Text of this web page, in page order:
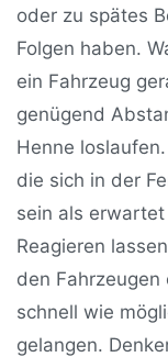
oder zu spätes
Folgen haben.
ein Fahrzeug
genügend
Henne
die sich in der
sein als
Reagieren
den
schnell wie
gelangen.